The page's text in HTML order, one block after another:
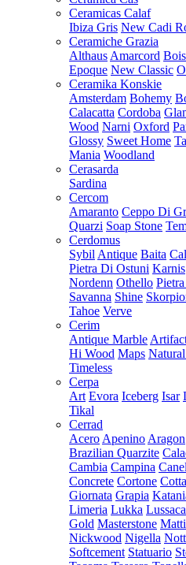
Ceramicas Calaf
Ibiza Gris New Cadi
Ceramiche Grazia
Althaus Amarcord
Epoque New Classic
Ceramika Konskie
Amsterdam Bohemy
Calacatta Cordoba
Wood Narni Oxford
Glossy Sweet Home
Mania Woodland
Cerasarda
Sardina
Cercom
Amaranto Ceppo Di
Quarzi Soap Stone
Cerdomus
Sybil Antique Baita
Pietra Di Ostuni Karnis
Nordenn Othello
Savanna Shine
Tahoe Verve
Cerim
Antique Marble
Hi Wood Maps
Timeless
Cerpa
Art Evora Iceberg Isar
Tikal
Cerrad
Acero Apenino Aragon
Brazilian Quarzite
Cambia Campina
Concrete Cortone
Giornata Grapia
Limeria Lukka Lussaca
Gold Masterstone
Nickwood Nigella
Softcement Statuario